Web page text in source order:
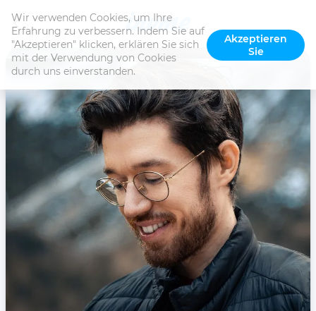
Wir verwenden Cookies, um Ihre
Erfahrung zu verbessern. Indem Sie auf
"Akzeptieren" klicken, erklären Sie sich
mit der Verwendung von Cookies
durch uns einverstanden.
Akzeptieren
Sie